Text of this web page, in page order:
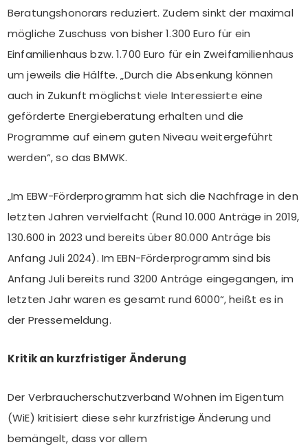
Beratungshonorars reduziert. Zudem sinkt der maximal
mögliche Zuschuss von bisher 1.300 Euro für ein
Einfamilienhaus bzw. 1.700 Euro für ein Zweifamilienhaus
um jeweils die Hälfte. „Durch die Absenkung können
auch in Zukunft möglichst viele Interessierte eine
geförderte Energieberatung erhalten und die
Programme auf einem guten Niveau weitergeführt
werden“, so das BMWK.
„Im EBW-Förderprogramm hat sich die Nachfrage in den
letzten Jahren vervielfacht (Rund 10.000 Anträge in 2019,
130.600 in 2023 und bereits über 80.000 Anträge bis
Anfang Juli 2024). Im EBN-Förderprogramm sind bis
Anfang Juli bereits rund 3200 Anträge eingegangen, im
letzten Jahr waren es gesamt rund 6000“, heißt es in
der Pressemeldung.
Kritik an kurzfristiger Änderung
Der Verbraucherschutzverband Wohnen im Eigentum
(WiE) kritisiert diese sehr kurzfristige Änderung und
bemängelt, dass vor allem